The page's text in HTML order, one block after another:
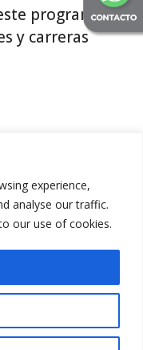
experience,
analyse our traffic.
our use of cookies.
programa
y carreras